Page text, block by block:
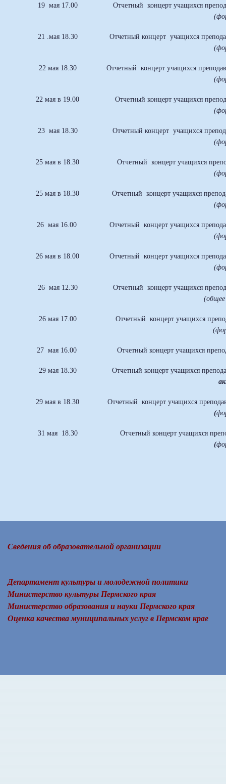
19 мая 17.00
Отчетный концерт учащихся
21 .мая 18.30
Отчетный концерт учащихся
22 мая 18.30
Отчетный концерт учащихся
22 мая в 19.00
Отчетный концерт учащихся
23 мая 18.30
Отчетный концерт учащихся
25 мая в 18.30
Отчетный концерт учащихся
25 мая в 18.30
Отчетный концерт учащихся
26 мая 16.00
Отчетный концерт учащихся
26 мая в 18.00
Отчетный концерт учащихся
26 мая 12.30
Отчетный концерт учащихся
26 мая 17.00
Отчетный концерт учащихся
27 мая 16.00 Отчетный концерт учащихся
29 мая 18.30
Отчетный концерт учащихся
29 мая в 18.30
Отчетный концерт учащихся
(
31 мая 18.30
Отчетный концерт учащихся
(
Сведения об образовательной организации
Департамент культуры и молодежной политики
Министерство культуры Пермского края
Министерство образования и науки Пермского края
Оценка качества муниципальных услуг в Пермском крае